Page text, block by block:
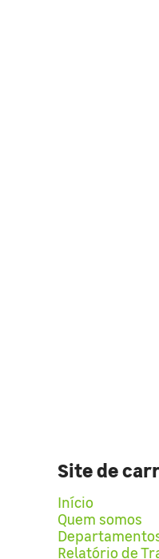
Site de
Início
Quem somos
Relatório de